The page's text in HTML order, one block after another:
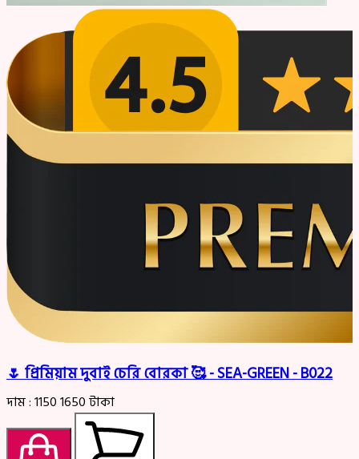
🌷 প্রিমিয়াম দুবাই চেরি বোরকা 🥰 - SEA-GREEN - B022
দাম :11501650টাকা